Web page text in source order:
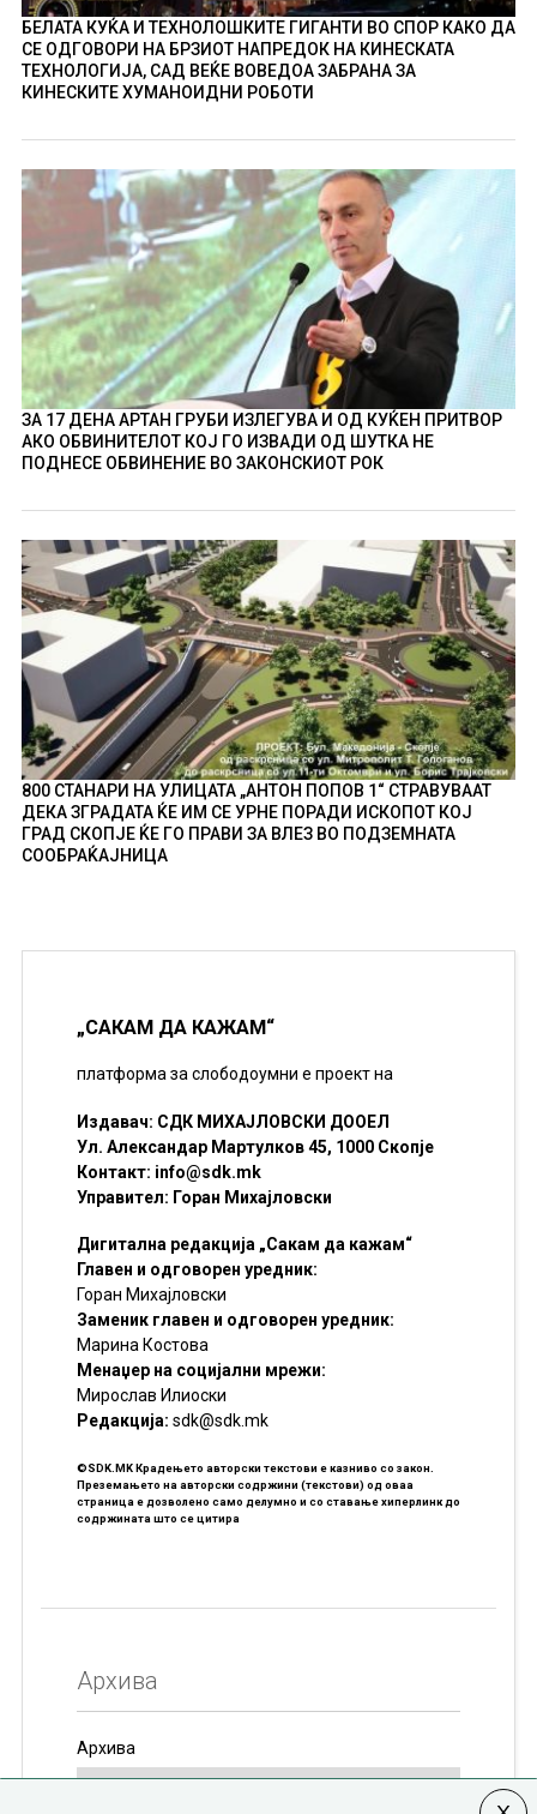
БЕЛАТА КУЌА И ТЕХНОЛОШКИТЕ ГИГАНТИ ВО СПОР КАКО ДА
СЕ ОДГОВОРИ НА БРЗИОТ НАПРЕДОК НА КИНЕСКАТА
ТЕХНОЛОГИЈА, САД ВЕЌЕ ВОВЕДОА ЗАБРАНА ЗА
КИНЕСКИТЕ ХУМАНОИДНИ РОБОТИ
ЗА 17 ДЕНА АРТАН ГРУБИ ИЗЛЕГУВА И ОД КУЌЕН ПРИТВОР
АКО ОБВИНИТЕЛОТ КОЈ ГО ИЗВАДИ ОД ШУТКА НЕ
ПОДНЕСЕ ОБВИНЕНИЕ ВО ЗАКОНСКИОТ РОК
800 СТАНАРИ НА УЛИЦАТА „АНТОН ПОПОВ 1“ СТРАВУВААТ
ДЕКА ЗГРАДАТА ЌЕ ИМ СЕ УРНЕ ПОРАДИ ИСКОПОТ КОЈ
ГРАД СКОПЈЕ ЌЕ ГО ПРАВИ ЗА ВЛЕЗ ВО ПОДЗЕМНАТА
СООБРАЌАЈНИЦА
„САКАМ ДА КАЖАМ“
платформа за слободоумни е проект на
Издавач: СДК МИХАЈЛОВСКИ ДООЕЛ
Ул. Александар Мартулков 45, 1000 Скопје
Контакт: info@sdk.mk
Управител: Горан Михајловски
Дигитална редакција „Сакам да кажам“
Главен и одговорен уредник:
Горан Михајловски
Заменик главен и одговорен уредник:
Марина Костова
Менаџер на социјални мрежи:
Мирослав Илиоски
Редакцијa: sdk@sdk.mk
©SDK.MK Крадењето авторски текстови е казниво со закон.
Преземањето на авторски содржини (текстови) од оваа
страница е дозволено само делумно и со ставање хиперлинк до
содржината што се цитира
Архива
Архива